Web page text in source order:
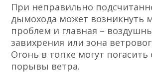
При неправильно
дымохода может возникнуть
проблем и главная –
завихрения или зона
Огонь в топке могут
порывы ветра.